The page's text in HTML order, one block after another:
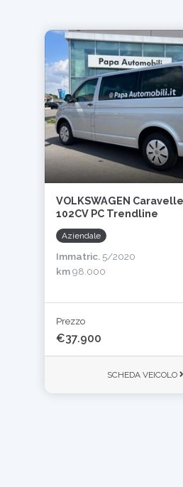
VOLKSWAGEN
102CV PC Trendline
Aziendale
Immatric. 5/2020
km98.000
Prezzo
€37.900
SCHEDA VEICOLO